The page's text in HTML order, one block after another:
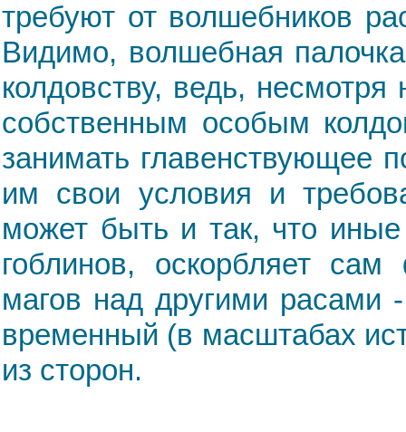
требуют от волшебников
Видимо, волшебная
колдовству, ведь,
собственным особым
занимать главенствующее
им свои условия и
может быть и так, что
гоблинов, оскорбляет
магов над другими расами
временный (в масштабах
из сторон.